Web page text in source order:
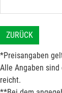
ZURÜCK
*Preisangaben
Alle Angaben sind
reicht.